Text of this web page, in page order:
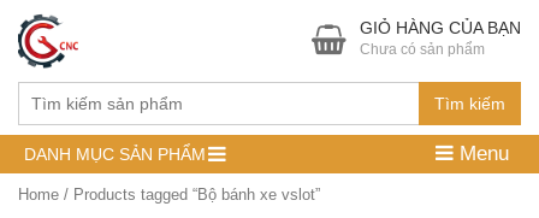
Tìm kiếm
GIỎ HÀNG CỦA BẠN
Chưa có sản phẩm
DANH MỤC SẢN PHẨM Menu
Home / Products tagged “Bộ bánh xe vslot”